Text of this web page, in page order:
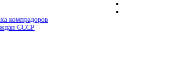
компрадоров
СССР